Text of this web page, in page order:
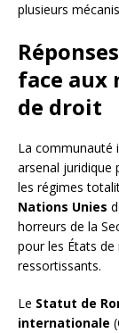
plusieurs
face aux
de droit
La communauté
arsenal juridique
les régimes
Nations Unies
horreurs de la
pour les États
ressortissants.
Le Statut de
internationale